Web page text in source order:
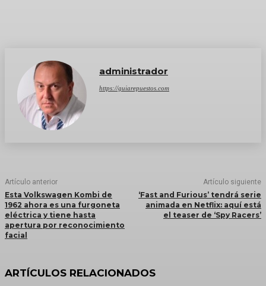
administrador
https://guiarepuestos.com
Artículo anterior
Esta Volkswagen Kombi de
1962 ahora es una furgoneta
eléctrica y tiene hasta
apertura por reconocimiento
facial
Artículo siguiente
‘Fast and Furious’ tendrá serie
animada en Netflix: aquí está
el teaser de ‘Spy Racers’
ARTÍCULOS RELACIONADOS